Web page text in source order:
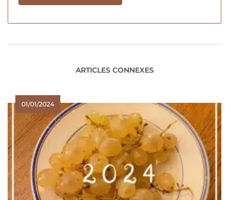
ARTICLES CONNEXES
01/01/2024